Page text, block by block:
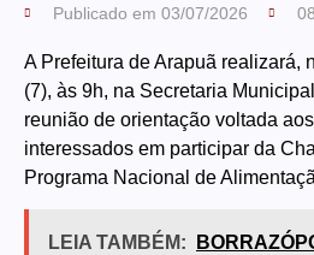
Publicado em 03/07/2026
A Prefeitura de Arapuã realizará,
(7), às 9h, na Secretaria
reunião de orientação voltada
interessados em participar da
Programa Nacional de
LEIA TAMBÉM: